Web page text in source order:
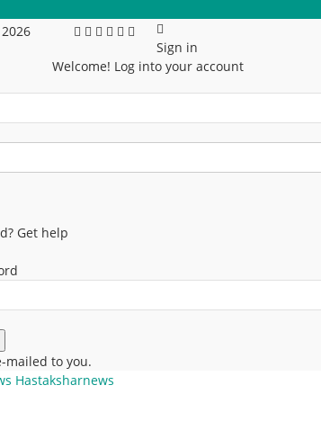
Sign in
Welcome! Log into your account
Get help
mailed to you.
Hastaksharnews